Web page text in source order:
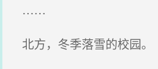
……
北方，冬季落雪的校园。